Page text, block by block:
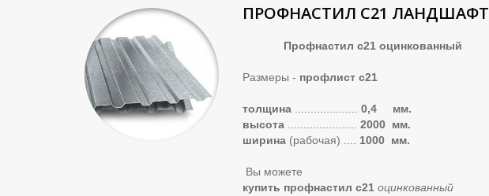
ПРОФНАСТИЛ С21 ЛАНДШАФТ
Профнастил с21 оцинкованный
Размеры - профлист с21
толщина
0,4 мм.
высота
2000 мм.
ширина (рабочая) 1000 мм.
Вы можете
купить профнастил с21 оцинкованный